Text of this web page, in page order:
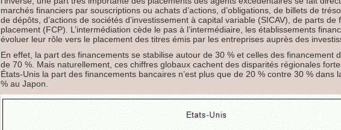
marchés financiers par souscriptions ou achats d’actions, d’obligations, de billets de
de dépôts, d’actions de sociétés d’investissement à capital variable (SICAV), de parts de
placement (FCP). L’intermédiation cède le pas à l’intermédiaire, les établissements
évoluer leur rôle vers le placement des titres émis par les entreprises auprès des
En effet, la part des financements se stabilise autour de 30 % et celles des financement
de 70 %. Mais naturellement, ces chiffres globaux cachent des disparités régionales
États-Unis la part des financements bancaires n’est plus que de 20 % contre 30 % dans
% au Japon.